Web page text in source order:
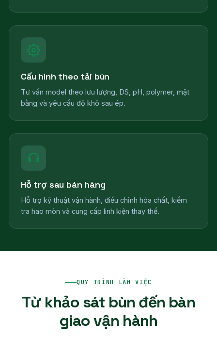
Cấu hình theo tải bùn
Tư vấn model theo lưu lượng, DS, pH, polymer, mặt
bằng và yêu cầu độ khô sau ép.
Hỗ trợ sau bán hàng
Hỗ trợ kỹ thuật vận hành, điều chỉnh hóa chất, kiểm
tra hao mòn và cung cấp linh kiện thay thế.
QUY TRÌNH LÀM VIỆC
Từ khảo sát bùn đến bàn
giao vận hành